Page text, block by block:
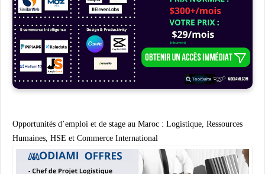
Opportunités d’emploi et de stage au Maroc : Logistique, Ressources
Humaines, HSE et Commerce International